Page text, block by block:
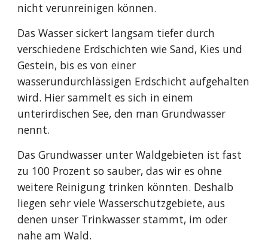
nicht verunreinigen können.
Das Wasser sickert langsam tiefer durch
verschiedene Erdschichten wie Sand, Kies und
Gestein, bis es von einer
wasserundurchlässigen Erdschicht aufgehalten
wird. Hier sammelt es sich in einem
unterirdischen See, den man Grundwasser
nennt.
Das Grundwasser unter Waldgebieten ist fast
zu 100 Prozent so sauber, das wir es ohne
weitere Reinigung trinken könnten. Deshalb
liegen sehr viele Wasserschutzgebiete, aus
denen unser Trinkwasser stammt, im oder
nahe am Wald.